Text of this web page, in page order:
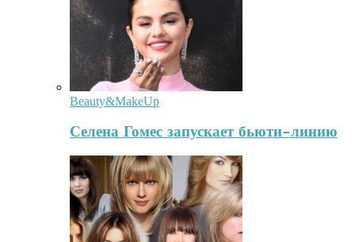
Beauty&MakeUp
Селена Гомес запускает бьюти-линию